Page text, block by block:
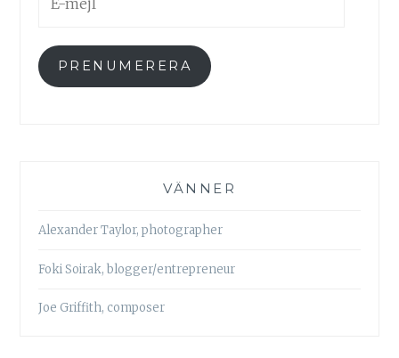
mejl
PRENUMERERA
VÄNNER
Alexander Taylor, photographer
Foki Soirak, blogger/entrepreneur
Joe Griffith, composer